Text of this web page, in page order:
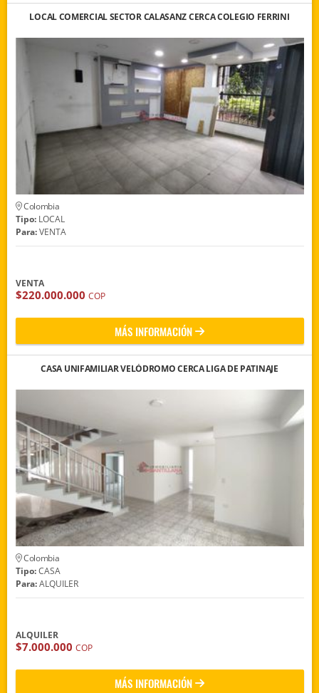
LOCAL COMERCIAL SECTOR CALASANZ CERCA COLEGIO FERRINI
Colombia
Tipo:LOCAL
Para:VENTA
VENTA
$220.000.000 COP
MÁS INFORMACIÓN
CASA UNIFAMILIAR VELÓDROMO CERCA LIGA DE PATINAJE
Colombia
Tipo:CASA
Para:ALQUILER
ALQUILER
$7.000.000 COP
MÁS INFORMACIÓN